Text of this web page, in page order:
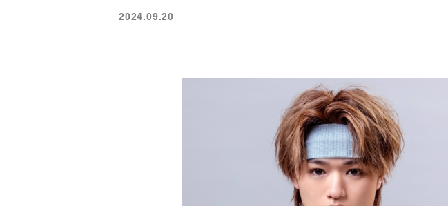
2024.09.20